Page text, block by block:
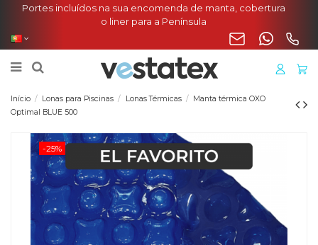
Portes incluídos na sua encomenda de manta, cobertura
o liner para a Península
Início Lonas para Piscinas Lonas Térmicas
Manta térmica OXO
Optimal BLUE 500
-25%